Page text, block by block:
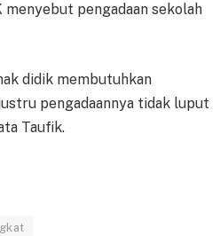
menyebut pengadaan sekolah
didik membutuhkan
pengadaannya tidak luput
Taufik.